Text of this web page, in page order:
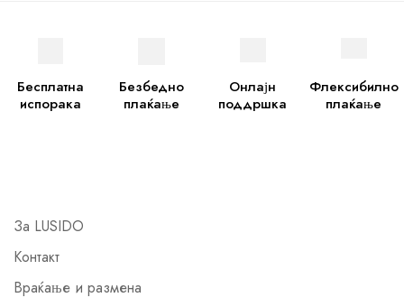
Бесплатна
испорака
Безбедно
плаќање
Онлајн
поддршка
Флексибилно
плаќање
За LUSIDO
Контакт
Враќање и размена